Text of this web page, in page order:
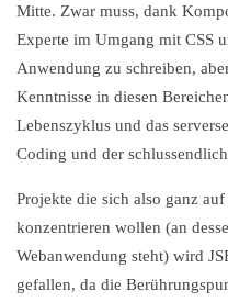
Mitte. Zwar muss, dank
Experte im Umgang mit CSS
Anwendung zu schreiben,
Kenntnisse in diesen
Lebenszyklus und das
Coding und der
Projekte die sich also ganz
konzentrieren wollen (an
Webanwendung steht) wird
gefallen, da die